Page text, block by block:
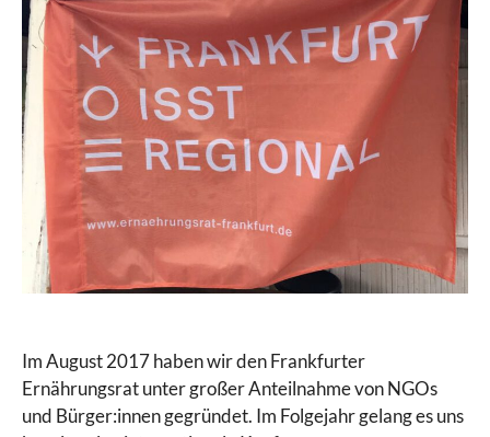
Im August 2017 haben wir den Frankfurter
Ernährungsrat unter großer Anteilnahme von NGOs
und Bürger:innen gegründet. Im Folgejahr gelang es uns